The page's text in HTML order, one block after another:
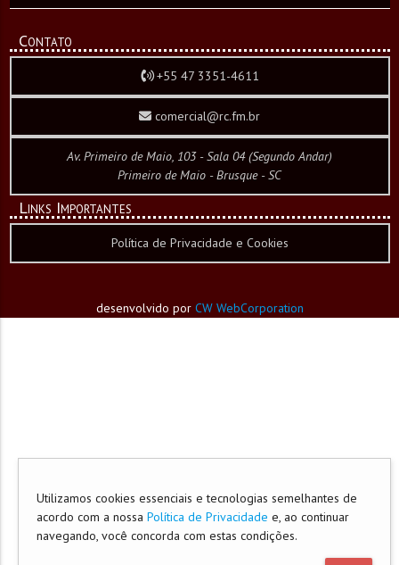
Contato
+55 47 3351-4611
comercial@rc.fm.br
Av. Primeiro de Maio, 103 - Sala 04 (Segundo Andar)
Primeiro de Maio - Brusque - SC
Links Importantes
Política de Privacidade e Cookies
desenvolvido por CW WebCorporation
Utilizamos cookies essenciais e tecnologias semelhantes de
acordo com a nossa Política de Privacidade e, ao continuar
navegando, você concorda com estas condições.